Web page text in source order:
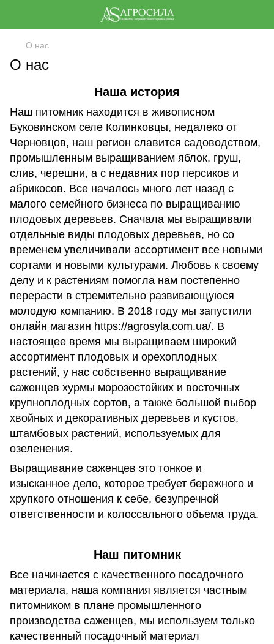
О нас
О нас
Наша история
Наш питомник находится в живописном
Буковинском селе Колинковцы, недалеко от
Черновцов, наш регион славится садоводством,
промышленным выращиванием яблок, груш,
слив, черешни, а с недавних пор персиков и
абрикосов. Все началось много лет назад с
малого семейного бизнеса по выращиванию
плодовых деревьев. Сначала мы выращивали
отдельные виды плодовых деревьев, но со
временем увеличивали ассортимент все новыми
сортами и новыми культурами. Любовь к своему
делу и к растениям помогла нам постепенно
перерасти в стремительно развивающуюся
молодую компанию. В 2018 году мы запустили
онлайн магазин https://agrosyla.com.ua/. В
настоящее время мы выращиваем широкий
ассортимент плодовых и орехоплодных
растений, у нас собственно выращивание
саженцев хурмы морозостойких и восточных
крупноплодных сортов, а также большой выбор
хвойных и декоративных деревьев и кустов,
штамбовых растений, используемых для
озеленения.
Выращивание саженцев это тонкое и
изысканное дело, которое требует бережного и
хрупкого отношения к себе, безупречной
ответственности и колоссального объема труда.
Наш питомник
Все начинается с качественного посадочного
материала, наша компания является частным
питомником в плане промышленного
производства саженцев, мы используем только
качественный посадочный материал